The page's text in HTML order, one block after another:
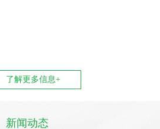
了解更多信息+
新闻动态